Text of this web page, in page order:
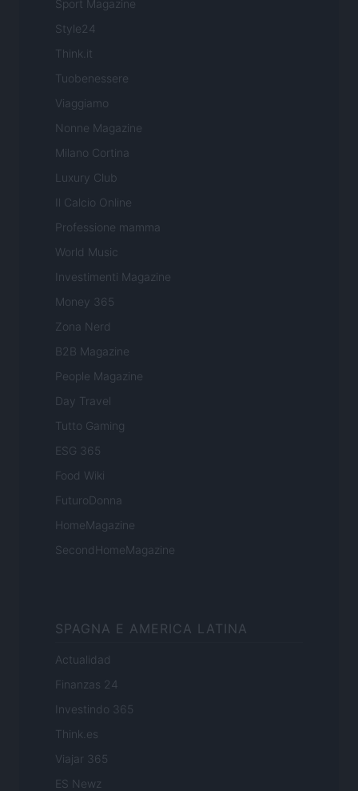
Sport Magazine
Style24
Think.it
Tuobenessere
Viaggiamo
Nonne Magazine
Milano Cortina
Luxury Club
Il Calcio Online
Professione mamma
World Music
Investimenti Magazine
Money 365
Zona Nerd
B2B Magazine
People Magazine
Day Travel
Tutto Gaming
ESG 365
Food Wiki
FuturoDonna
HomeMagazine
SecondHomeMagazine
SPAGNA E AMERICA LATINA
Actualidad
Finanzas 24
Investindo 365
Think.es
Viajar 365
ES Newz